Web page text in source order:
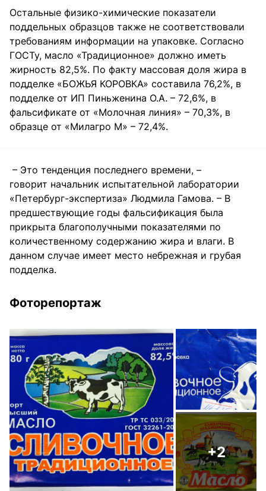
Остальные физико-химические показатели
поддельных образцов также не соответствовали
требованиям информации на упаковке. Согласно
ГОСТу, масло «Традиционное» должно иметь
жирность 82,5%. По факту массовая доля жира в
подделке «БОЖЬЯ КОРОВКА» составила 76,2%, в
подделке от ИП Пиньженина О.А. – 72,6%, в
фальсификате от «Молочная линия» – 70,3%, в
образце от «Милагро М» – 72,4%.
– Это тенденция последнего времени, –
говорит начальник испытательной лаборатории
«Петербург-экспертиза» Людмила Гамова. – В
предшествующие годы фальсификация была
прикрыта благополучными показателями по
количественному содержанию жира и влаги. В
данном случае имеет место небрежная и грубая
подделка.
Фоторепортаж
+2